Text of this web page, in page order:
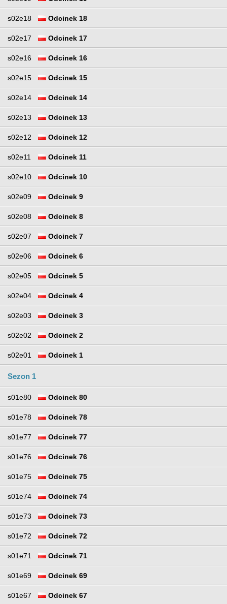
s02e18 Odcinek 18
s02e17 Odcinek 17
s02e16 Odcinek 16
s02e15 Odcinek 15
s02e14 Odcinek 14
s02e13 Odcinek 13
s02e12 Odcinek 12
s02e11 Odcinek 11
s02e10 Odcinek 10
s02e09 Odcinek 9
s02e08 Odcinek 8
s02e07 Odcinek 7
s02e06 Odcinek 6
s02e05 Odcinek 5
s02e04 Odcinek 4
s02e03 Odcinek 3
s02e02 Odcinek 2
s02e01 Odcinek 1
Sezon 1
s01e80 Odcinek 80
s01e78 Odcinek 78
s01e77 Odcinek 77
s01e76 Odcinek 76
s01e75 Odcinek 75
s01e74 Odcinek 74
s01e73 Odcinek 73
s01e72 Odcinek 72
s01e71 Odcinek 71
s01e69 Odcinek 69
s01e67 Odcinek 67